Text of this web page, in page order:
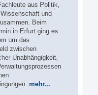
aus Politik,
und
Beim
in Erfurt ging es
um das
zwischen
Unabhängigkeit,
mehr...